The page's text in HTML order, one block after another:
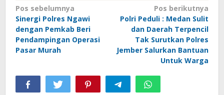
Navigasi
pos
Pos sebelumnya
Sinergi Polres Ngawi
dengan Pemkab Beri
Pendampingan Operasi
Pasar Murah
Pos berikutnya
Polri Peduli : Medan Sulit
dan Daerah Terpencil
Tak Surutkan Polres
Jember Salurkan Bantuan
Untuk Warga